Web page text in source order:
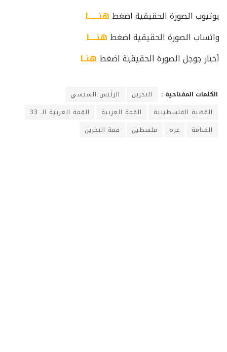
يوتيوب الصورة الحقيقية اضغط هنـــــــا
واتساب الصورة الحقيقية اضغط هنـــــا
أخبار جوجل الصورة الحقيقية اضغط هنــا
الكلمات المفتاحية : البحرين
الرئيس السيسي
القضية الفلسطينية
القمة العربية
القمة العربية الـ 33
المنامة
غزة فلسطين قمة البحرين